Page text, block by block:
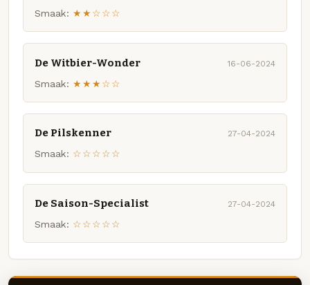
Smaak: ★★☆☆☆
De Witbier-Wonder 16-06-2024
Smaak: ★★★☆☆
De Pilskenner 27-04-2024
Smaak: ☆☆☆☆☆
De Saison-Specialist 27-04-2024
Smaak: ☆☆☆☆☆